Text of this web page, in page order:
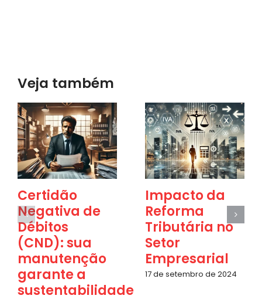
Veja também
Certidão
Negativa de
Débitos
(CND): sua
manutenção
garante a
sustentabilidade
Impacto da
Reforma
Tributária no
Setor
Empresarial
17 de setembro de 2024